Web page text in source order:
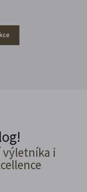
výletníka i